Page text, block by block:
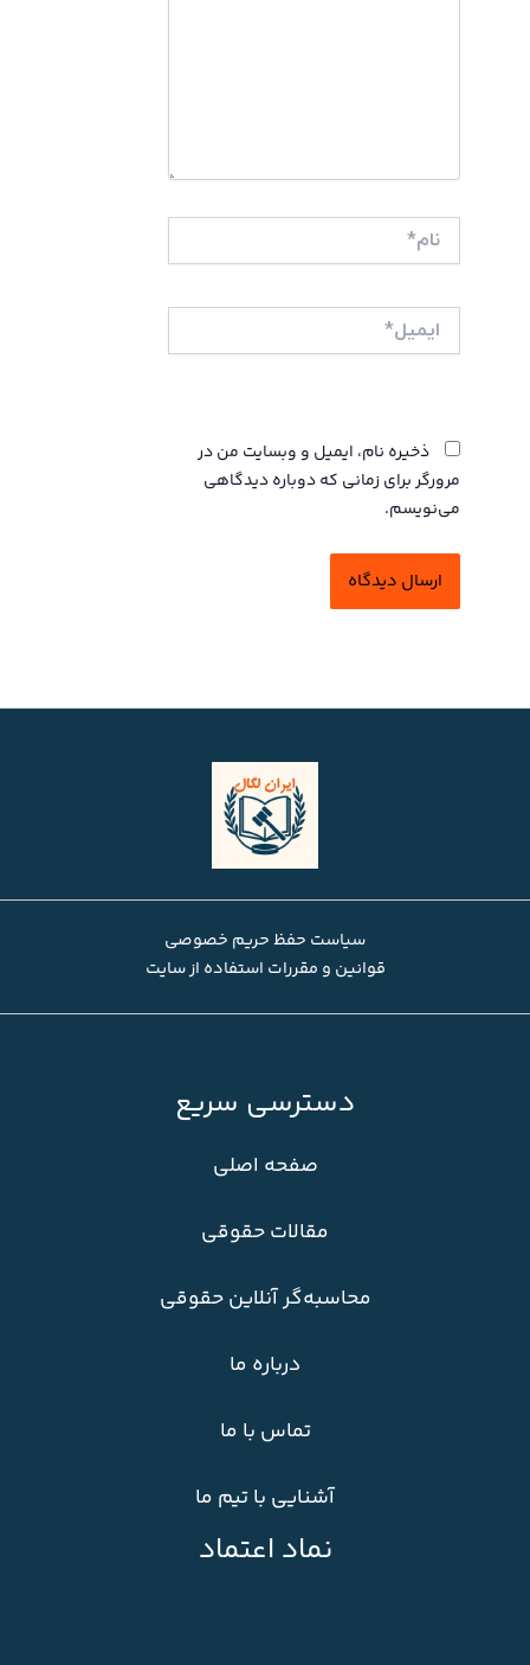
نام*
ایمیل*
ذخیره نام، ایمیل و وبسایت من در
مرورگر برای زمانی که دوباره دیدگاهی
می‌نویسم.
سیاست حفظ حریم خصوصی
قوانین و مقررات استفاده از سایت
دسترسی سریع
صفحه اصلی
مقالات حقوقی
محاسبه‌گر آنلاین حقوقی
درباره ما
تماس با ما
آشنایی با تیم ما
نماد اعتماد